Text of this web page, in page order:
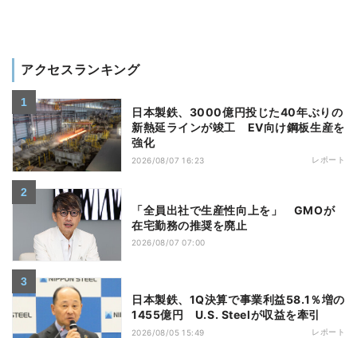
アクセスランキング
日本製鉄、3000億円投じた40年ぶりの
新熱延ラインが竣工 EV向け鋼板生産を
強化
2026/08/07 16:23 レポート
「全員出社で生産性向上を」 GMOが
在宅勤務の推奨を廃止
2026/08/07 07:00
日本製鉄、1Q決算で事業利益58.1％増の
1455億円 U.S. Steelが収益を牽引
2026/08/05 15:49 レポート